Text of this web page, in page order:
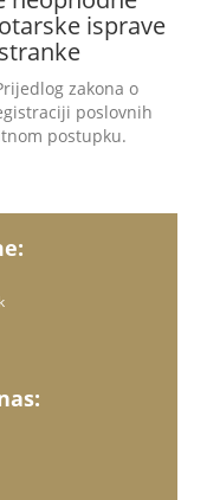
isprave
zakona o
poslovnih
postupku.